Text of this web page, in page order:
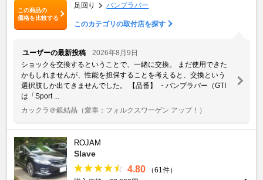
この商品の
価格を比較する
足回り バンプラバー
このカテゴリの取付店を探す
ユーザーの最新投稿
2026年8月9日
ショックを交換するということで、一緒に交換。 まだ使用できた
かもしれませんが、性能を担保することを考えると、交換という
選択肢しか出てきませんでした。 【品番】 ・バンプラバー（GTI
は「Sport ...
カックラ＠銀結晶 （愛車：フォルクスワーゲン アップ！）
ROJAM
Slave
4.80
（61件）